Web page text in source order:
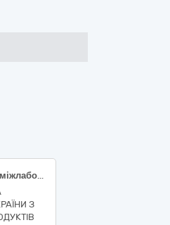
Підготовка тестового матеріалу для міжлабораторних порівнянь результатів випробувань та надання аналізу результатів випробувань
З